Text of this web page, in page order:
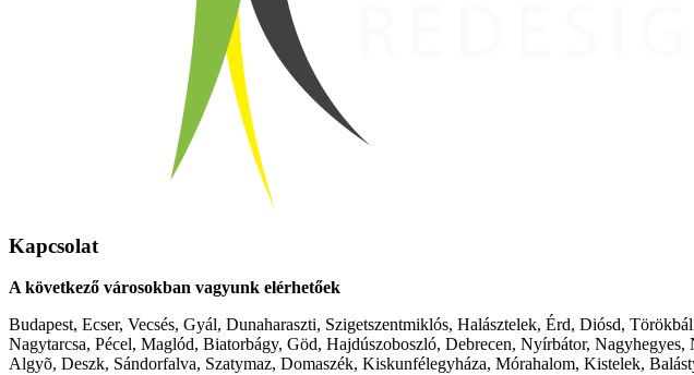
Kapcsolat
A következő városokban vagyunk elérhetőek
Budapest, Ecser, Vecsés, Gyál, Dunaharaszti, Szigetszentmiklós, Halásztelek, Érd, Diósd,
Nagytarcsa, Pécel, Maglód, Biatorbágy, Göd, Hajdúszoboszló, Debrecen, Nyírbátor,
Algyõ, Deszk, Sándorfalva, Szatymaz, Domaszék, Kiskunfélegyháza, Mórahalom, Kistelek,